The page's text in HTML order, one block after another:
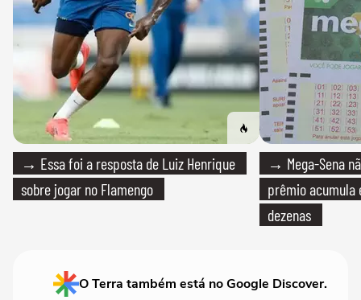
→ Essa foi a resposta de Luiz Henrique
sobre jogar no Flamengo
→ Mega-Sena
prêmio acumula
dezenas
O Terra também está no Google Discover.